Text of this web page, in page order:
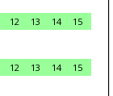
12 13 14
15
12 13 14
15